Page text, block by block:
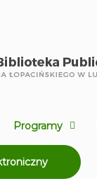
Programy